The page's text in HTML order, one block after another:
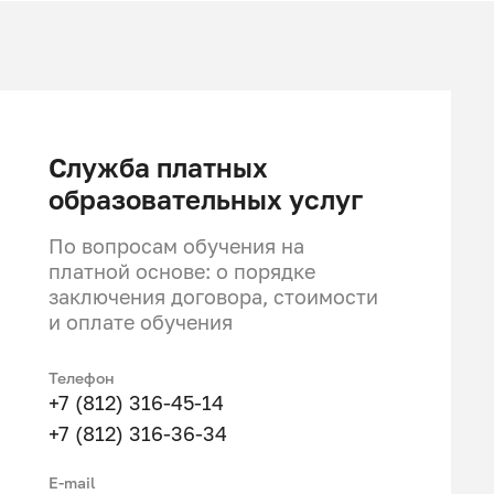
программисты, способные решать
моделированием зданий.
в механике, основы архитектурно-
основы железобетонных и
производства, строительная физика,
и деревянных конструкций, основы
и математическое моделирование
строительства, 3D-печать и основы
комплексы
Служба платных
образовательных услуг
По вопросам обучения на
платной основе: о порядке
заключения договора, стоимости
и оплате обучения
Телефон
+7 (812) 316-45-14
+7 (812) 316-36-34
Е-mail